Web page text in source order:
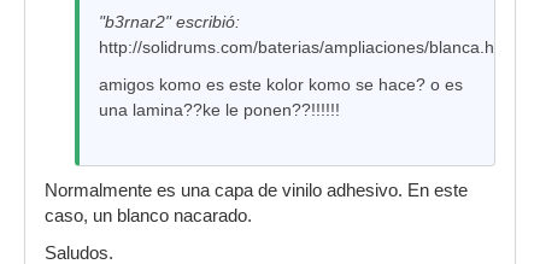
"b3rnar2" escribió:
http://solidrums.com/baterias/ampliaciones/blanca.html
amigos komo es este kolor komo se hace? o es
una lamina??ke le ponen??!!!!!!
Normalmente es una capa de vinilo adhesivo. En este
caso, un blanco nacarado.
Saludos.